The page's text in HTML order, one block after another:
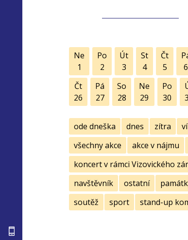
Ne
1
Po
2
Út
3
St
4
Čt
5
6
Čt
26
Pá
27
So
28
Ne
29
Po
30
ode dneška dnes zítra
všechny akce
akce v nájmu
koncert v rámci Vizovického
navštěvník
ostatní
soutěž
sport stand-up